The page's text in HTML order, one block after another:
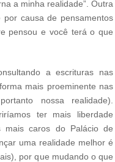
a minha realidade”. Outra
causa de pensamentos
pensou e você terá o que
a escrituras nas
mais proeminente nas
nossa realidade).
ter mais liberdade
mais caros do Palácio de
uma realidade melhor é
por que mudando o que